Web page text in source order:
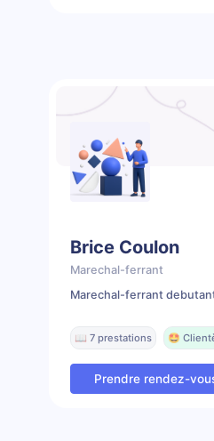
Brice Coulon
Marechal-ferrant
Marechal-ferrant
📖 7 prestations 🤩
Prendre rendez-